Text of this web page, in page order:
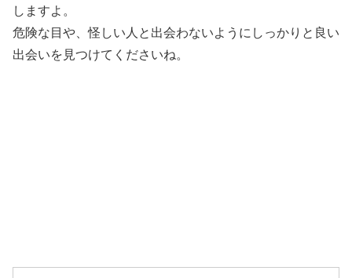
しますよ。
危険な目や、怪しい人と出会わないようにしっかりと良い
出会いを見つけてくださいね。